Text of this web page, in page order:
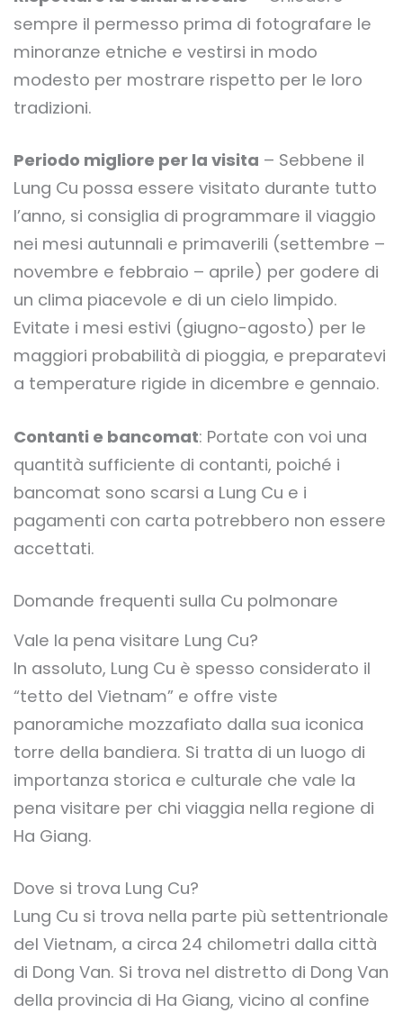
sempre il permesso prima di fotografare le
minoranze etniche e vestirsi in modo
modesto per mostrare rispetto per le loro
tradizioni.
Periodo migliore per la visita – Sebbene il
Lung Cu possa essere visitato durante tutto
l’anno, si consiglia di programmare il viaggio
nei mesi autunnali e primaverili (settembre –
novembre e febbraio – aprile) per godere di
un clima piacevole e di un cielo limpido.
Evitate i mesi estivi (giugno-agosto) per le
maggiori probabilità di pioggia, e preparatevi
a temperature rigide in dicembre e gennaio.
Contanti e bancomat: Portate con voi una
quantità sufficiente di contanti, poiché i
bancomat sono scarsi a Lung Cu e i
pagamenti con carta potrebbero non essere
accettati.
Domande frequenti sulla Cu polmonare
Vale la pena visitare Lung Cu?
In assoluto, Lung Cu è spesso considerato il
“tetto del Vietnam” e offre viste
panoramiche mozzafiato dalla sua iconica
torre della bandiera. Si tratta di un luogo di
importanza storica e culturale che vale la
pena visitare per chi viaggia nella regione di
Ha Giang.
Dove si trova Lung Cu?
Lung Cu si trova nella parte più settentrionale
del Vietnam, a circa 24 chilometri dalla città
di Dong Van. Si trova nel distretto di Dong Van
della provincia di Ha Giang, vicino al confine